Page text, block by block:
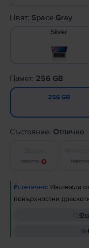
Цвят: Space Gray
Silver
Памет: 256 GB
256 GB
Състояние: Отлично
Известие Известие
Естетично: Изглежда
повърхностни